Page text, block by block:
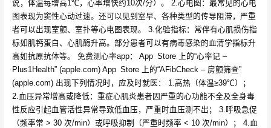
说，体温每增高1℃，心率增快约10次/分）。 2.心电图：最常见的心电
图表现为窦性心动过速。还可以见到室早、各种类型的传导阻滞，严重
者可以出现室颤、室扑等心电图表现。 3.化验指标：常伴有心肌损伤指
标如肌钙蛋白、心肌酶升高。部分患者可以有病毒感染的血清学指标升
高如抗原抗体等。 免费测心率app： App Store 上的“心率记 –
Plus1Health” (apple.com) App Store 上的“AFibCheck – 房颤筛查”
(apple.com) 出现下列情况时，应及时就医： 1.高热（体温≥39℃）；
2.血压异常增高或降低：重症心肌炎患者因严重的心功能不全及全身毒
性反应引起血管活性异常导致低血压，严重时血压测不出； 3.呼吸急促
（频率常 > 30 次/min）或呼吸抑制（严重时频率 < 10 次/min）； 4.血